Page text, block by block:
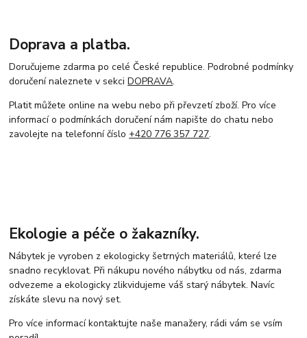
Doprava a platba.
Doručujeme zdarma po celé České republice. Podrobné podmínky
doručení naleznete v sekciDOPRAVA.
Platit můžete online na webu nebo při převzetí zboží. Pro více
informací o podmínkách doručení nám napište do chatu nebo
zavolejte na telefonní číslo+420 776 357 727.
Ekologie a péče o žakazníky.
Nábytek je vyroben z ekologicky šetrných materiálů, které lze
snadno recyklovat. Při nákupu nového nábytku od nás, zdarma
odvezeme a ekologicky zlikvidujeme váš starý nábytek. Navíc
získáte slevu na nový set.
Pro více informací kontaktujte naše manažery, rádi vám se vsím